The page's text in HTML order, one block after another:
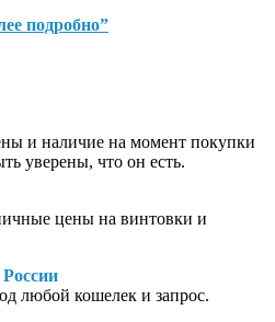
подробно”
и наличие на момент покупки
уверены, что он есть.
цены на винтовки и
любой кошелек и запрос.